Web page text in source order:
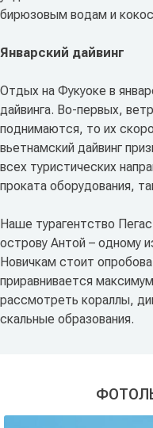
бирюзовым водам и
Январский дайвинг
Отдых на Фукуоке в
дайвинга. Во-первых,
поднимаются, то их
вьетнамский дайвинг
всех туристических
проката оборудования,
Наше турагентство
острову Антой – одному
Новичкам стоит
приравнивается
рассмотреть кораллы,
скальные образования.